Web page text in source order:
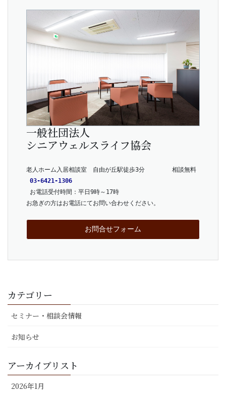
一般社団法人
シニアウェルスライフ協会
老人ホーム入居相談室　自由が丘駅徒歩3分　      相談無料
03-6421-1306
お電話受付時間：平日9時～17時
お急ぎの方はお電話にてお問い合わせください。
お問合せフォーム
カテゴリー
セミナー・相談会情報
お知らせ
アーカイブリスト
2026年1月